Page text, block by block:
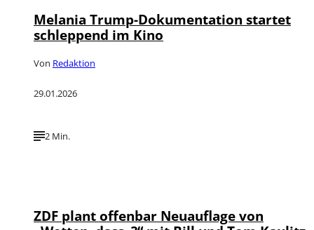
Melania Trump-Dokumentation startet
schleppend im Kino
Von Redaktion
29.01.2026
2 Min.
ZDF plant offenbar Neuauflage von